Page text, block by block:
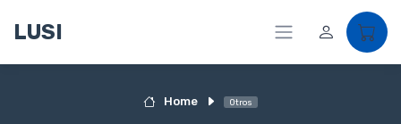
LUSI
Home Otros